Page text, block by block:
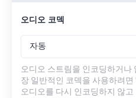
오디오 코덱
자동
오디오 스트림을 인코딩하거나
장 일반적인 코덱을 사용하려
오디오를 다시 인코딩하지 않